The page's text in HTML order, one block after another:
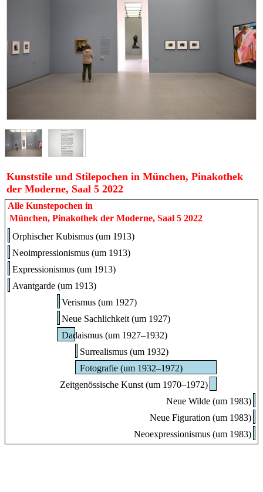
Kunststile und Stilepochen in München, Pinakothek
der Moderne, Saal 5 2022
Alle Kunstepochen in
München, Pinakothek der Moderne, Saal 5 2022
Orphischer Kubismus (um 1913)
Neoimpressionismus (um 1913)
Expressionismus (um 1913)
Avantgarde (um 1913)
Verismus (um 1927)
Neue Sachlichkeit (um 1927)
Dadaismus (um 1927–1932)
Surrealismus (um 1932)
Fotografie (um 1932–1972)
Zeitgenössische Kunst (um 1970–1972)
Neue Wilde (um 1983)
Neue Figuration (um 1983)
Neoexpressionismus (um 1983)